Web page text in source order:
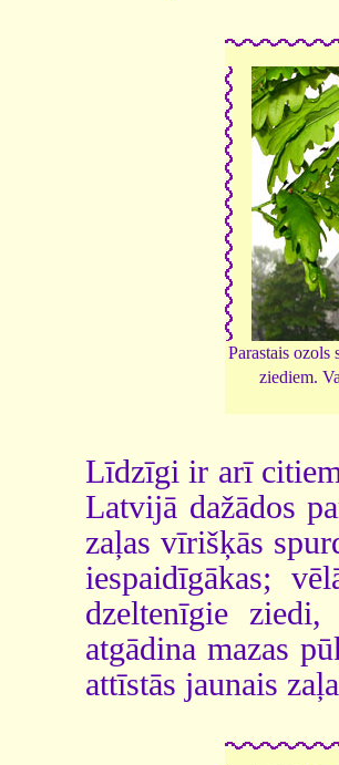
Parastais ozols
ziediem.
Līdzīgi ir arī
Latvijā dažādos
zaļas vīrišķās
iespaidīgākas;
dzeltenīgie
atgādina mazas
attīstās jaunais